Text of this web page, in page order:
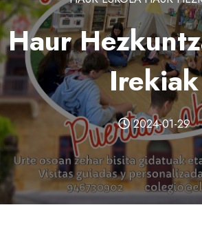
Haur
Irekiak
2024-01-29